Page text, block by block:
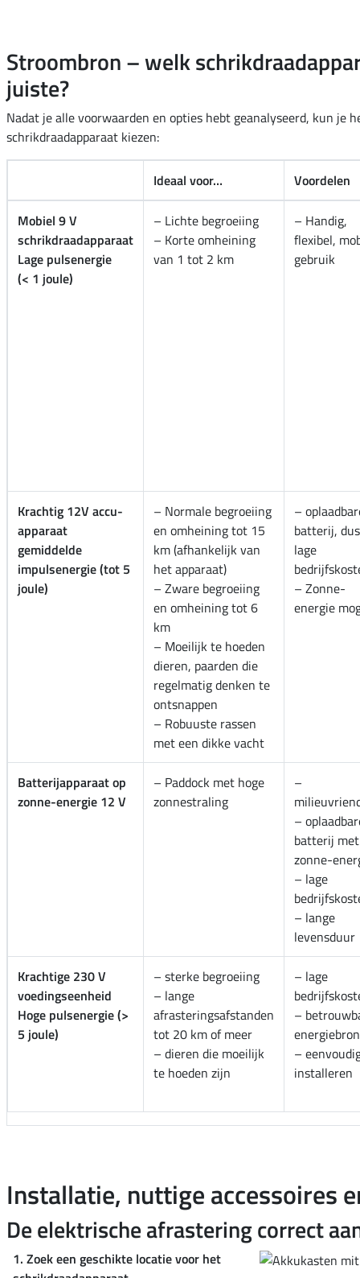
Stroombron – welk
juiste?
Nadat je alle voorwaarden en opties hebt geanalyseerd, kun je
schrikdraadapparaat kiezen:
Ideaal voor… Voordelen
Mobiel 9 V
schrikdraadapparaat
Lage pulsenergie
(< 1 joule)
– Lichte begroeiing
– Korte omheining
van 1 tot 2 km
– Handig,
flexibel,
gebruik
Krachtig 12V accu-
apparaat
gemiddelde
impulsenergie (tot 5
joule)
– Normale begroeiing
en omheining tot 15
km (afhankelijk van
het apparaat)
– Zware begroeiing
en omheining tot 6
km
– Moeilijk te hoeden
dieren, paarden die
regelmatig denken te
ontsnappen
– Robuuste rassen
met een dikke vacht
–
batterij, dus
lage
– Zonne-
energie
Batterijapparaat op
zonne-energie 12 V
– Paddock met hoge
zonnestraling
–
–
batterij met
zonne-
– lage
– lange
levensduur
Krachtige 230 V
voedingseenheid
Hoge pulsenergie (>
5 joule)
– sterke begroeiing
– lange
afrasteringsafstanden
tot 20 km of meer
– dieren die moeilijk
te hoeden zijn
– lage
–
energiebron
–
installeren
Installatie, nuttige accessoires
De elektrische afrastering correct
1. Zoek een geschikte locatie voor het